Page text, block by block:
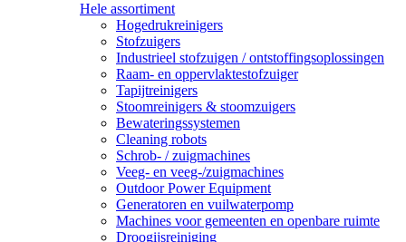
Hele assortiment
Hogedrukreinigers
Stofzuigers
Industrieel stofzuigen / ontstoffingsoplossingen
Raam- en oppervlaktestofzuiger
Tapijtreinigers
Stoomreinigers & stoomzuigers
Bewateringssystemen
Cleaning robots
Schrob- / zuigmachines
Veeg- en veeg-/zuigmachines
Outdoor Power Equipment
Generatoren en vuilwaterpomp
Machines voor gemeenten en openbare ruimte
Droogijsreiniging